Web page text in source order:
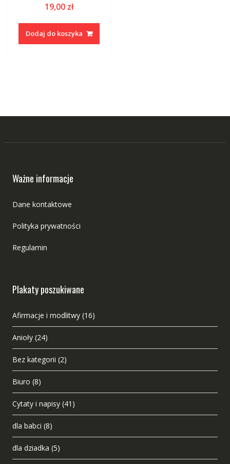
19,00 zł
Dodaj do koszyka
Ważne informacje
Dane kontaktowe
Polityka prywatności
Regulamin
Plakaty poszukiwane
Afirmacje i modlitwy (16)
Anioły (24)
Bez kategorii (2)
Biuro (8)
Cytaty i napisy (41)
dla babci (8)
dla dziadka (5)